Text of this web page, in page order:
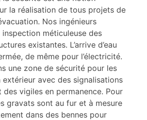
la réalisation de tous projets de
Nos ingénieurs
méticuleuse des
existantes. L’arrive d’eau
de même pour l’électricité.
une zone de sécurité pour les
avec des signalisations
des vigiles en permanence. Pour
gravats sont au fur et à mesure
dans des bennes pour